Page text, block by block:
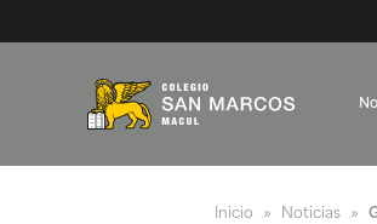
Inicio » Noticias »